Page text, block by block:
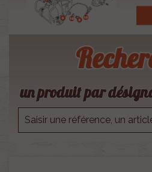
un produit par